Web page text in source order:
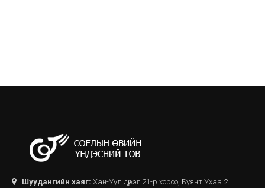
Шуудангийн хаяг: Хан-Уул дүүрэг 21-р хороо, Буянт Ухаа 2